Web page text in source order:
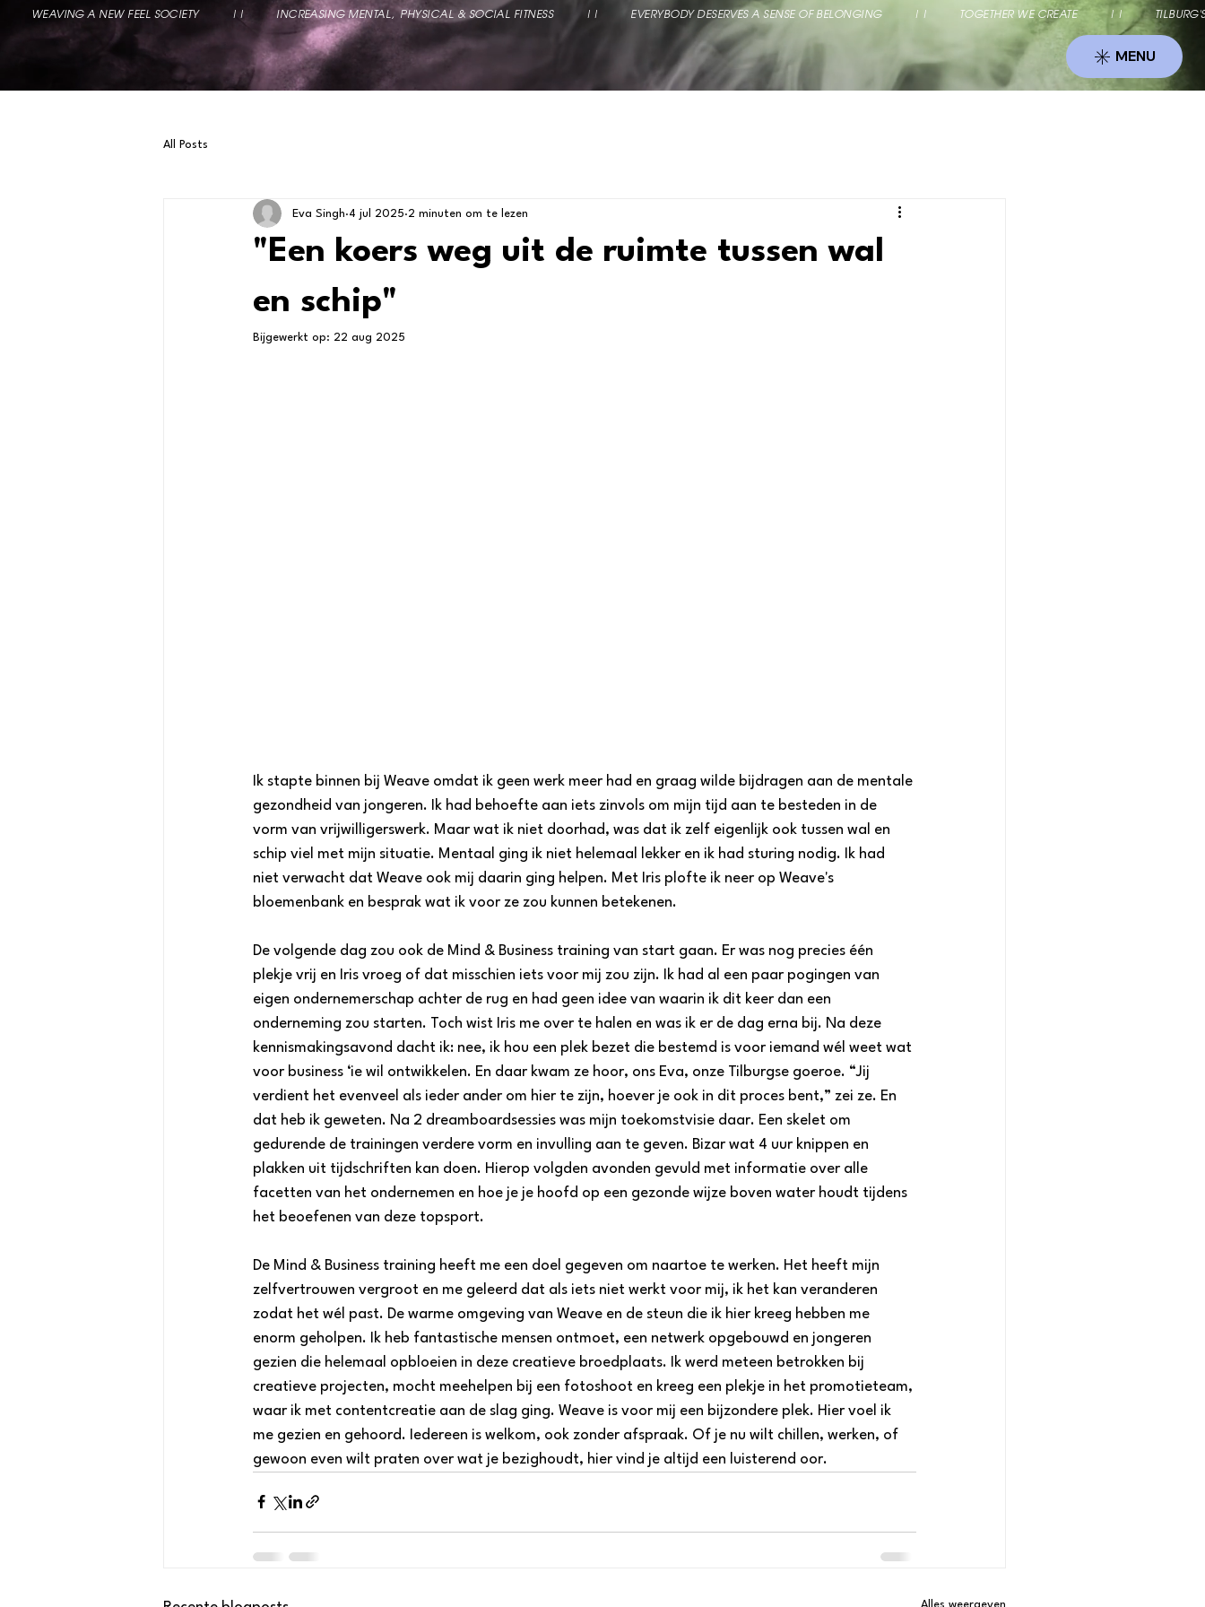
MENU
WEAVING A NEW FEEL SOCIETY          ||          INCREASING MENTAL,  PHYSICAL & SOCIAL FITNESS          ||          EVERYBODY DESERVES A SENSE OF BELONGING          ||          TOGETHER WE CREATE          ||
All Posts
"Een koers weg uit de ruimte tussen wal
en schip"
Eva Singh 4 jul 2025 2 minuten om te lezen
Bijgewerkt op: 22 aug 2025
Ik stapte binnen bij Weave omdat ik geen werk meer had en graag wilde bijdragen aan de mentale
gezondheid van jongeren. Ik had behoefte aan iets zinvols om mijn tijd aan te besteden in de
vorm van vrijwilligerswerk. Maar wat ik niet doorhad, was dat ik zelf eigenlijk ook tussen wal en
schip viel met mijn situatie. Mentaal ging ik niet helemaal lekker en ik had sturing nodig. Ik had
niet verwacht dat Weave ook mij daarin ging helpen. Met Iris plofte ik neer op Weave's
bloemenbank en besprak wat ik voor ze zou kunnen betekenen.
De volgende dag zou ook de Mind & Business training van start gaan. Er was nog precies één
plekje vrij en Iris vroeg of dat misschien iets voor mij zou zijn. Ik had al een paar pogingen van
eigen ondernemerschap achter de rug en had geen idee van waarin ik dit keer dan een
onderneming zou starten. Toch wist Iris me over te halen en was ik er de dag erna bij. Na deze
kennismakingsavond dacht ik: nee, ik hou een plek bezet die bestemd is voor iemand wél weet wat
voor business ‘ie wil ontwikkelen. En daar kwam ze hoor, ons Eva, onze Tilburgse goeroe. “Jij
verdient het evenveel als ieder ander om hier te zijn, hoever je ook in dit proces bent,” zei ze. En
dat heb ik geweten. Na 2 dreamboardsessies was mijn toekomstvisie daar. Een skelet om
gedurende de trainingen verdere vorm en invulling aan te geven. Bizar wat 4 uur knippen en
plakken uit tijdschriften kan doen. Hierop volgden avonden gevuld met informatie over alle
facetten van het ondernemen en hoe je je hoofd op een gezonde wijze boven water houdt tijdens
het beoefenen van deze topsport.
De Mind & Business training heeft me een doel gegeven om naartoe te werken. Het heeft mijn
zelfvertrouwen vergroot en me geleerd dat als iets niet werkt voor mij, ik het kan veranderen
zodat het wél past. De warme omgeving van Weave en de steun die ik hier kreeg hebben me
enorm geholpen. Ik heb fantastische mensen ontmoet, een netwerk opgebouwd en jongeren
gezien die helemaal opbloeien in deze creatieve broedplaats. Ik werd meteen betrokken bij
creatieve projecten, mocht meehelpen bij een fotoshoot en kreeg een plekje in het promotieteam,
waar ik met contentcreatie aan de slag ging. Weave is voor mij een bijzondere plek. Hier voel ik
me gezien en gehoord. Iedereen is welkom, ook zonder afspraak. Of je nu wilt chillen, werken, of
gewoon even wilt praten over wat je bezighoudt, hier vind je altijd een luisterend oor.
Alles weergeven